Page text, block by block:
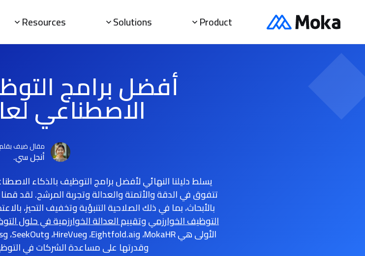
Product
Solutions
Resources
أفضل برامج
الاصطناعي لعام
مقال ضيف
أنجل سي.
تتفوق في الدقة والأتمتة والعدالة وتجربة المرشح. لقد
بالأبحاث، بما في ذلك الصلاحية التنبؤية وتخفيف التحيز،
التوظيف الخوارزميوتقييم العدالة الخوارزمية في حلول
وقدرتها على مساعدة الشركات في